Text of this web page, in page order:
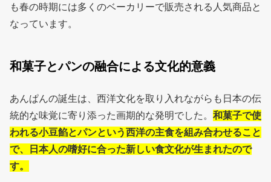
も春の時期には多くのベーカリーで販売される人気商品と
なっています。
和菓子とパンの融合による文化的意義
あんぱんの誕生は、西洋文化を取り入れながらも日本の伝
統的な味覚に寄り添った画期的な発明でした。 和菓子で使
われる小豆餡とパンという西洋の主食を組み合わせること
で、日本人の嗜好に合った新しい食文化が生まれたので
す。